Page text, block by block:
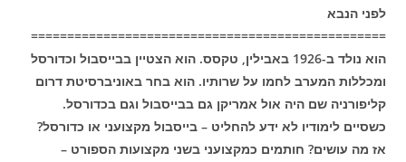
לפני הנבא
=================================================
הוא נולד ב-1926 באבילין, טקסס. הוא הצטיין בבייסבול וכדורסל
ומכללות המערב לחמו על שרותיו. הוא בחר באוניברסיטת דרום
קליפורניה שם היה אול אמריקן גם בבייסבול וגם בכדורסל.
כשסיים לימודיו לא ידע להחליט – בייסבול מקצועני או כדורסל?
אז מה עושים? חותמים כמקצועני בשני מקצועות הספורט –